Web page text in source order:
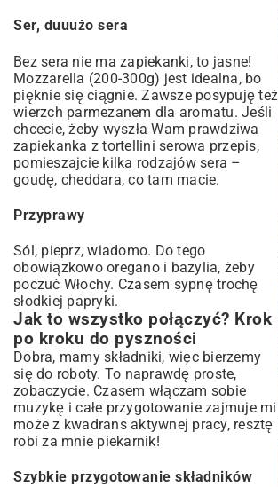
Ser, duuużo sera
Bez sera nie ma zapiekanki, to jasne!
Mozzarella (200-300g) jest idealna, bo
pięknie się ciągnie. Zawsze posypuję też
wierzch parmezanem dla aromatu. Jeśli
chcecie, żeby wyszła Wam prawdziwa
zapiekanka z tortellini serowa przepis,
pomieszajcie kilka rodzajów sera –
goudę, cheddara, co tam macie.
Przyprawy
Sól, pieprz, wiadomo. Do tego
obowiązkowo oregano i bazylia, żeby
poczuć Włochy. Czasem sypnę trochę
słodkiej papryki.
Jak to wszystko połączyć? Krok
po kroku do pyszności
Dobra, mamy składniki, więc bierzemy
się do roboty. To naprawdę proste,
zobaczycie. Czasem włączam sobie
muzykę i całe przygotowanie zajmuje mi
może z kwadrans aktywnej pracy, resztę
robi za mnie piekarnik!
Szybkie przygotowanie składników